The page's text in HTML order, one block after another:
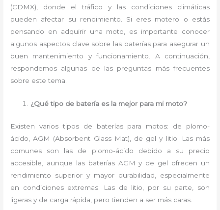
(CDMX), donde el tráfico y las condiciones climáticas
pueden afectar su rendimiento. Si eres motero o estás
pensando en adquirir una moto, es importante conocer
algunos aspectos clave sobre las baterías para asegurar un
buen mantenimiento y funcionamiento. A continuación,
respondemos algunas de las preguntas más frecuentes
sobre este tema.
¿Qué tipo de batería es la mejor para mi moto?
Existen varios tipos de baterías para motos: de plomo-
ácido, AGM (Absorbent Glass Mat), de gel y litio. Las más
comunes son las de plomo-ácido debido a su precio
accesible, aunque las baterías AGM y de gel ofrecen un
rendimiento superior y mayor durabilidad, especialmente
en condiciones extremas. Las de litio, por su parte, son
ligeras y de carga rápida, pero tienden a ser más caras.